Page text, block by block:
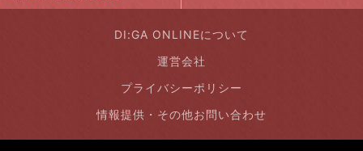
DI:GA ONLINEについて
運営会社
プライバシーポリシー
情報提供・その他お問い合わせ